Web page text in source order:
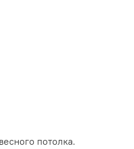
потолка.